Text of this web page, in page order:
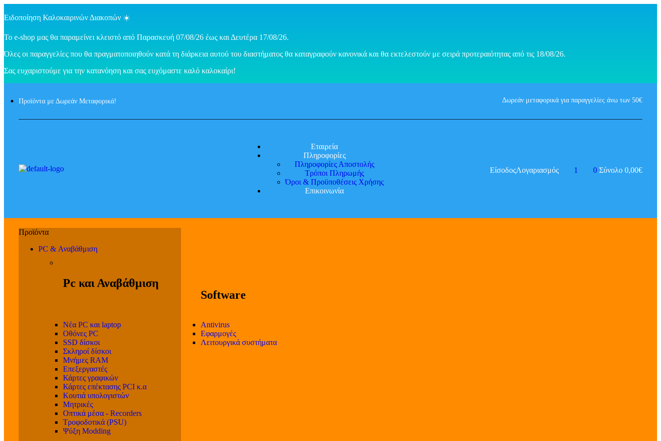
Ειδοποίηση Καλοκαιρινών Διακοπών ☀️
Το e-shop μας θα παραμείνει κλειστό από Παρασκευή 07/08/26 έως και Δευτέρα 17/08/26.
Όλες οι παραγγελίες που θα πραγματοποιηθούν κατά τη διάρκεια αυτού του διαστήματος θα καταγραφούν κανονικά και θα εκτελεστούν με σειρά προτεραιότητας από τις 18/08/26.
Σας ευχαριστούμε για την κατανόηση και σας ευχόμαστε καλό καλοκαίρι!
Προϊόντα με Δωρεάν Μεταφορικά! Δωρεάν μεταφορικά για παραγγελίες άνω των 50€
Εταιρεία
Πληροφορίες
Πληροφορίες Αποστολής
Τρόποι Πληρωμής
Όροι & Προϋποθέσεις Χρήσης
Επικοινωνία
ΕίσοδοςΛογαριασμός 1 0 Σύνολο 0,00€
PC & Αναβάθμιση
Pc και Αναβάθμιση
Software
Νέα PC και laptop
Οθόνες PC
SSD δίσκοι
Σκληροί δίσκοι
Μνήμες RAM
Επεξεργαστές
Κάρτες γραφικών
Κάρτες επέκτασης PCI κ.α
Κουτιά υπολογιστών
Μητρικές
Οπτικά μέσα - Recorders
Τροφοδοτικά (PSU)
Ψύξη Modding
Antivirus
Εφαρμογές
Λειτουργικά συστήματα